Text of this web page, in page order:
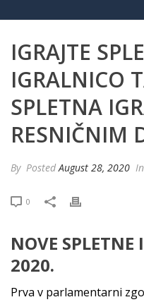
IGRAJTE
IGRALNICO
SPLETNA
RESNIČNIM
By PostedAugust 28, 2020
0
NOVE SPLETNE
2020.
Prva v parlamentarni